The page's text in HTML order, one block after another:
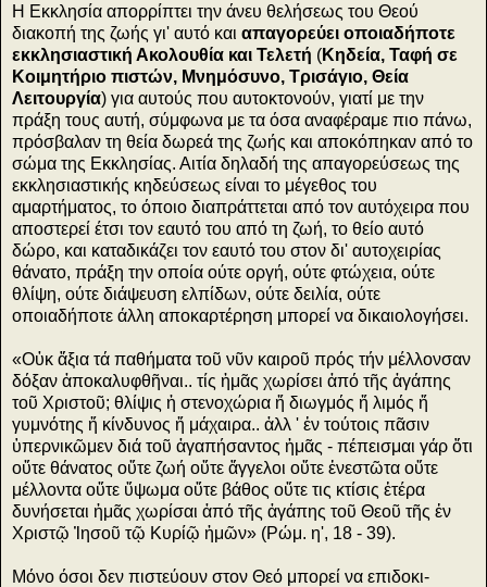
Η Εκκλησία απορρίπτει την άνευ θελήσεως του Θεού
διακοπή της ζωής γι' αυτό και απαγορεύει οποιαδήποτε
εκκλησιαστική Ακολουθία και Τελετή (Κηδεία, Ταφή σε
Κοιμητήριο πιστών, Μνημόσυνο, Τρισάγιο, Θεία
Λειτουργία) για αυτούς που αυτοκτονούν, γιατί με την
πράξη τους αυτή, σύμφωνα με τα όσα αναφέραμε πιο πάνω,
πρόσβαλαν τη θεία δωρεά της ζωής και αποκόπηκαν από το
σώμα της Εκκλησίας. Αιτία δηλαδή της απαγορεύσεως της
εκκλησιαστικής κηδεύσεως είναι το μέγεθος του
αμαρτήματος, το όποιο διαπράττεται από τον αυτόχειρα που
αποστερεί έτσι τον εαυτό του από τη ζωή, το θείο αυτό
δώρο, και καταδικάζει τον εαυτό του στον δι' αυτοχειρίας
θάνατο, πράξη την οποία ούτε οργή, ούτε φτώχεια, ούτε
θλίψη, ούτε διάψευση ελπίδων, ούτε δειλία, ούτε
οποιαδήποτε άλλη αποκαρτέρηση μπορεί να δικαιολογήσει.
«Οὐκ ἄξια τά παθήματα τοῦ νῦν καιροῦ πρός τήν μέλλονσαν
δόξαν ἀποκαλυφθῆναι.. τίς ἡμᾶς χωρίσει ἀπό τῆς ἀγάπης
τοῦ Χριστοῦ; θλίψις ἡ στενοχώρια ἤ διωγμός ἤ λιμός ἤ
γυμνότης ἤ κίνδυνος ἤ μάχαιρα.. ἀλλ ' ἐν τούτοις πᾶσιν
ὑπερνικῶμεν διά τοῦ ἀγαπήσαντος ἡμᾶς - πέπεισμαι γάρ ὅτι
οὔτε θάνατος οὔτε ζωή οὔτε ἄγγελοι οὔτε ἐνεστῶτα οὔτε
μέλλοντα οὔτε ὕψωμα οὔτε βάθος οὔτε τις κτίσις ἑτέρα
δυνήσεται ἡμᾶς χωρίσαι ἀπό τῆς ἀγάπης τοῦ Θεοῦ τῆς ἐν
Χριστῷ Ἰησοῦ τῷ Κυρίῷ ἡμῶν» (Ρώμ­. η', 18 - 39).
Μόνο όσοι δεν πιστεύουν στον Θεό μπορεί να επιδοκι­